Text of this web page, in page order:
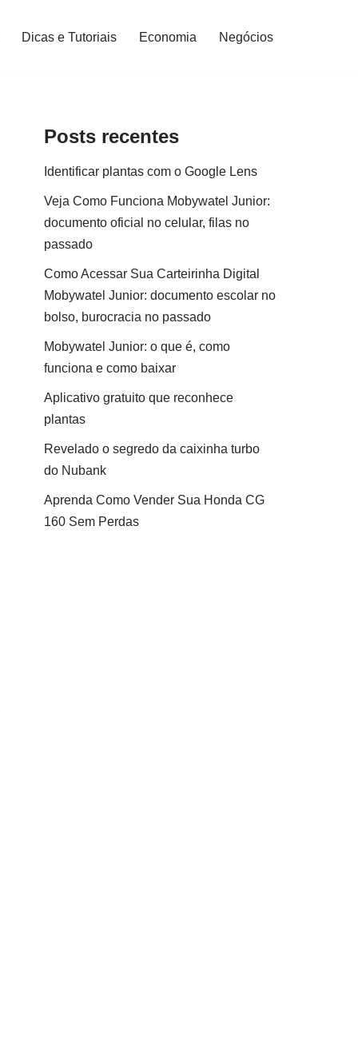
Dicas e Tutoriais Economia Negócios
Posts recentes
Identificar plantas com o Google Lens
Veja Como Funciona Mobywatel Junior:
documento oficial no celular, filas no
passado
Como Acessar Sua Carteirinha Digital
Mobywatel Junior: documento escolar no
bolso, burocracia no passado
Mobywatel Junior: o que é, como
funciona e como baixar
Aplicativo gratuito que reconhece
plantas
Revelado o segredo da caixinha turbo
do Nubank
Aprenda Como Vender Sua Honda CG
160 Sem Perdas